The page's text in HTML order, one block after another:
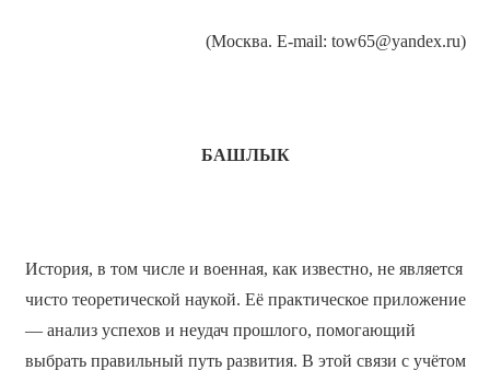
(Москва. E-mail: tow65@yandex.ru)
БАШЛЫК
История, в том числе и военная, как известно, не является
чисто теоретической наукой. Её практическое приложение
— анализ успехов и неудач прошлого, помогающий
выбрать правильный путь развития. В этой связи с учётом